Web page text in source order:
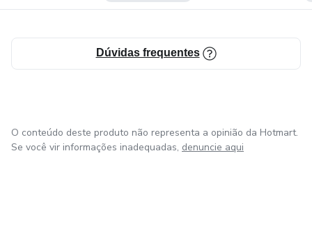
Dúvidas frequentes
O conteúdo deste produto não representa a opinião da Hotmart.
Se você vir informações inadequadas, denuncie aqui